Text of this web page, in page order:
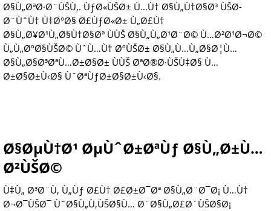
Ø§Ù„ØªØ·Ø¨ÙŠÙ‚. ÙƒØ«ÙŠØ± Ù…Ù† Ø§Ù„Ù†Ø§Ø³ ÙŠØ­
Ø¨ÙˆÙ† Ù‡Ø°Ø§ Ø£ÙƒØ«Ø± Ù„Ø£Ù†
Ø§Ù„Ø¥Ø¹Ù„Ø§Ù†Ø§Øª ÙÙŠ Ø§Ù„Ù„Ø¹Ø¨Ø© Ù…Ø²Ø¹Ø¬Ø©
Ù„Ù„ØºØ§ÙŠØ© ÙˆÙ…Ù† ØºÙŠØ± Ø§Ù„Ù…Ù„Ø§Ø¦Ù…
Ø§Ù„Ø§Ø³ØªÙ…Ø±Ø§Ø± ÙÙŠ ØªØ®Ø·ÙŠÙ‡Ø§ Ù…
Ø±Ø§Ø±Ù‹Ø§ ÙˆØªÙƒØ±Ø§Ø±Ù‹Ø§.
Ø§ØµÙ†Ø¹ ØµÙˆØ±ØªÙƒ Ø§Ù„Ø±Ù…
Ø²ÙŠØ©
Ù‡Ù„ Ø³Ø¨Ù‚ Ù„Ùƒ Ø£Ù† Ø£Ø±Ø¯Øª Ø§Ù„Ø¨Ø¯Ø¡ Ù…Ù†
Ø¬Ø¯ÙŠØ¯ ÙˆØ§Ù„Ù‚ÙŠØ§Ù… Ø¨Ø§Ù„Ø£Ø´ÙŠØ§Ø¡